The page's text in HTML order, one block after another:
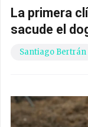
La primera
sacude el
Santiago Bertrán